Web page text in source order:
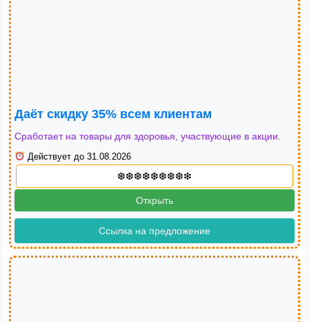
Даёт скидку 35% всем клиентам
Сработает на товары для здоровья, участвующие в акции.
Действует до 31.08.2026
Открыть
Ссылка на предложение